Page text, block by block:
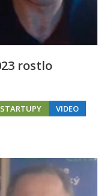
rostlo
STARTUPY VIDEO